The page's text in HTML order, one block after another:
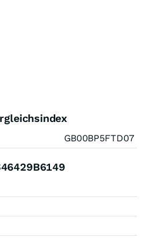
GB00BP5FTD07